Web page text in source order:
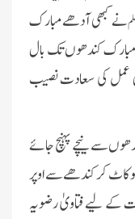
نے کبھی آدھے مبارک
کندھوں تک بال
عمل کی سعادت نصیب
سے نیچے پہنچ جائے
کاٹ کر کندھے سے اوپر
کے لیے فتاویٰ رضویہ